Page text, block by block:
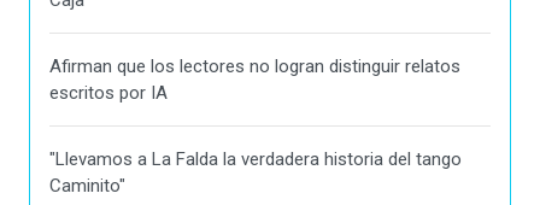
Afirman que los lectores no logran distinguir relatos
escritos por IA
"Llevamos a La Falda la verdadera historia del tango
Caminito"